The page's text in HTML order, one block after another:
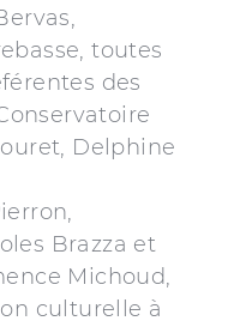
toutes
des
Delphine
Brazza et
Michoud,
culturelle à